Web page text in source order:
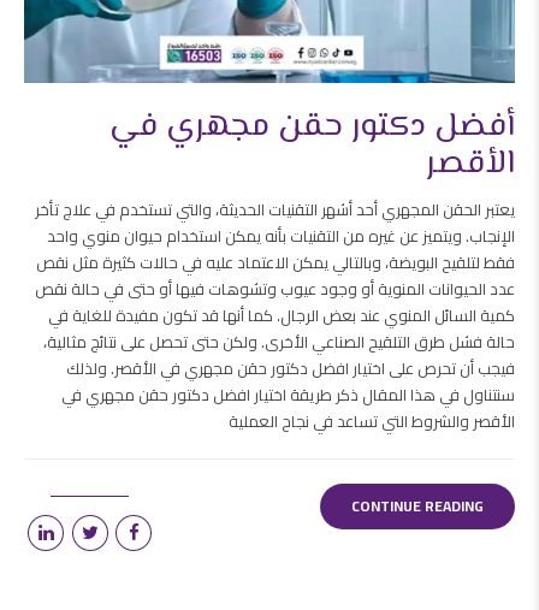
أفضل دكتور حقن مجهري في
الأقصر
يعتبر الحقن المجهري أحد أشهر التقنيات الحديثة، والتي تستخدم في علاج تأخر
الإنجاب. ويتميز عن غيره من التقنيات بأنه يمكن استخدام حيوان منوي واحد
فقط لتلقيح البويضة، وبالتالي يمكن الاعتماد عليه في حالات كثيرة مثل نقص
عدد الحيوانات المنوية أو وجود عيوب وتشوهات فيها أو حتى في حالة نقص
كمية السائل المنوي عند بعض الرجال. كما أنها قد تكون مفيدة للغاية في
حالة فشل طرق التلقيح الصناعي الأخرى. ولكن حتى تحصل على نتائج مثالية،
فيجب أن تحرص على اختيار افضل دكتور حقن مجهري في الأقصر. ولذلك
سنتناول في هذا المقال ذكر طريقة اختيار افضل دكتور حقن مجهري في
الأقصر والشروط التي تساعد في نجاح العملية
CONTINUE READING